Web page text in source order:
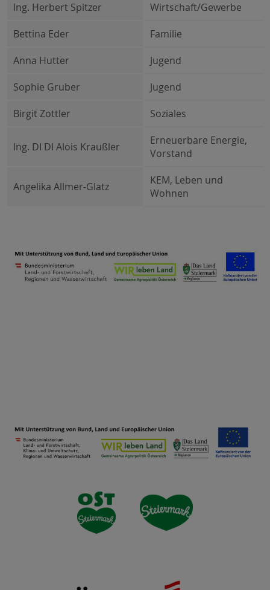
Ing. Herbert Spitzer
Wirtschaft/Gewerbe
Bettina Eder
Familie
Anna Hutter
Jugend
Sophie Gruber
Jugend
Birgit Zottler
Soziales
Ing. DI DI Alois Kraußler
Erneuerbare Energie,
Vorstand
Angelika Allmer-Glatz
KEM, Leben und
Wohnen